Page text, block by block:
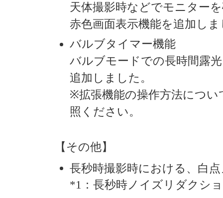
天体撮影時などでモニター
赤色画面表示機能を追加し
バルブタイマー機能
バルブモードでの長時間露
追加しました。
※拡張機能の操作方法につい
照ください。
【その他】
長秒時撮影時における、白
*1：長秒時ノイズリダクシ